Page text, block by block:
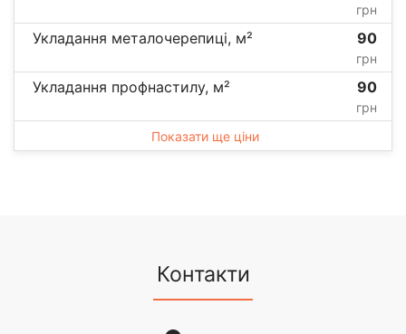
грн
Укладання металочерепиці, м² 90
грн
Укладання профнастилу, м² 90
грн
Показати ще ціни
Контакти